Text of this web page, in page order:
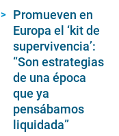
Promueven en
Europa el ‘kit de
supervivencia’:
“Son estrategias
de una época
que ya
pensábamos
liquidada”